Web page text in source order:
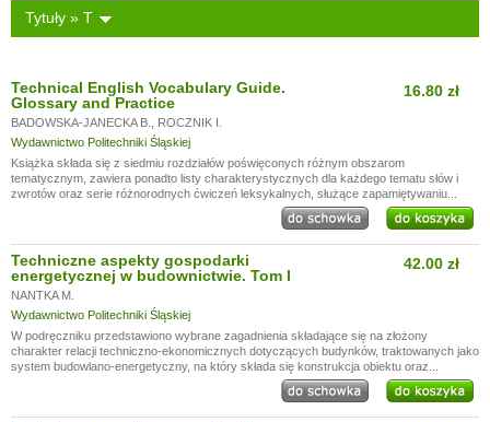
Tytuły » T
Technical English Vocabulary Guide.
Glossary and Practice
BADOWSKA-JANECKA B.
ROCZNIK I.
Wydawnictwo Politechniki Śląskiej
16.80 zł
Książka składa się z siedmiu rozdziałów poświęconych różnym obszarom
tematycznym, zawiera ponadto listy charakterystycznych dla każdego tematu słów i
zwrotów oraz serie różnorodnych ćwiczeń leksykalnych, służące zapamiętywaniu...
Techniczne aspekty gospodarki
energetycznej w budownictwie. Tom I
NANTKA M.
Wydawnictwo Politechniki Śląskiej
42.00 zł
W podręczniku przedstawiono wybrane zagadnienia składające się na złożony
charakter relacji techniczno-ekonomicznych dotyczących budynków, traktowanych jako
system budowlano-energetyczny, na który składa się konstrukcja obiektu oraz...